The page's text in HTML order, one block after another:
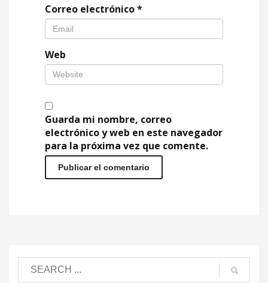
Correo electrónico*
Web
Guarda mi nombre, correo
electrónico y web en este navegador
para la próxima vez que comente.